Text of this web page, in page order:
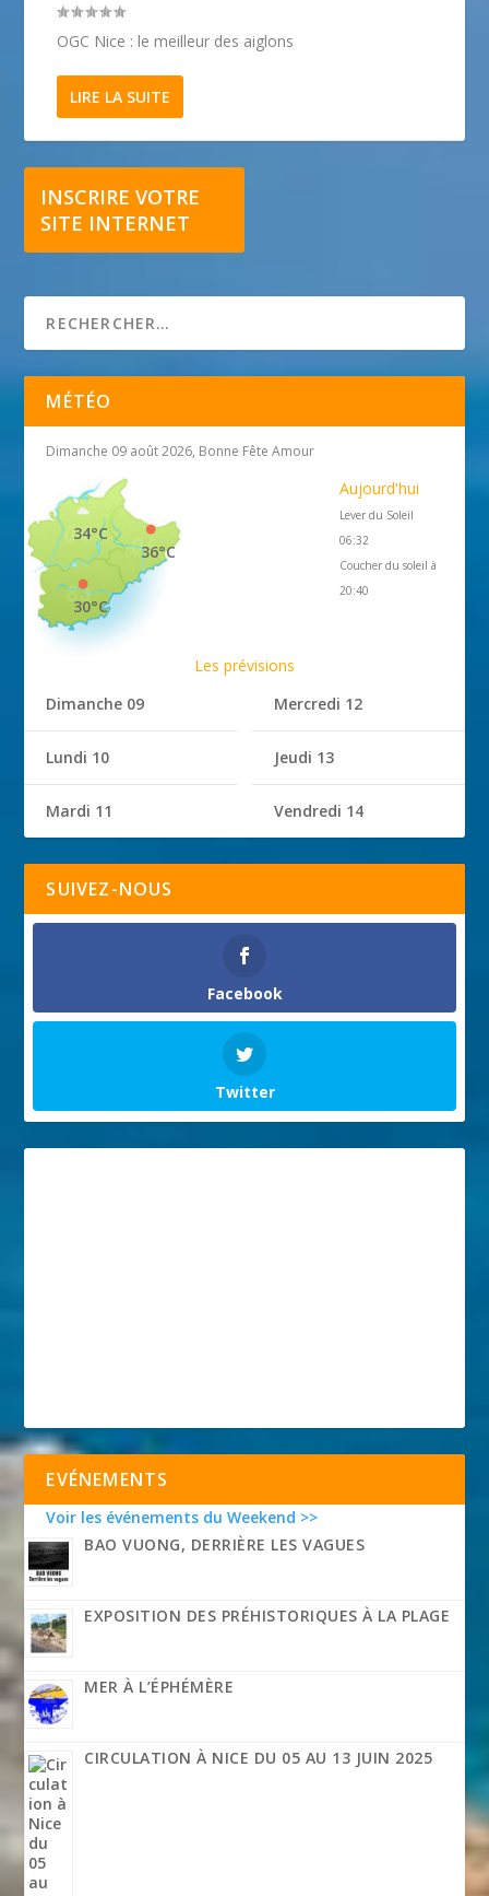
OGC Nice : le meilleur des aiglons
LIRE LA SUITE
INSCRIRE VOTRE
SITE INTERNET
MÉTÉO
Dimanche 09 août 2026, Bonne Fête Amour
36°C
34°C
30°C
Aujourd'hui
Lever du Soleil
06:32
Coucher du soleil à
20:40
Les prévisions
Dimanche 09
Lundi 10
Mardi 11
Mercredi 12
Jeudi 13
Vendredi 14
SUIVEZ-NOUS
Facebook
Twitter
EVÉNEMENTS
Voir les événements du Weekend >>
BAO VUONG, DERRIÈRE LES VAGUES
EXPOSITION DES PRÉHISTORIQUES À LA PLAGE
MER À L’ÉPHÉMÈRE
CIRCULATION À NICE DU 05 AU 13 JUIN 2025